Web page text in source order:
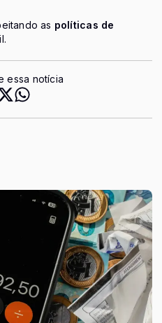
as políticas de
essa notícia